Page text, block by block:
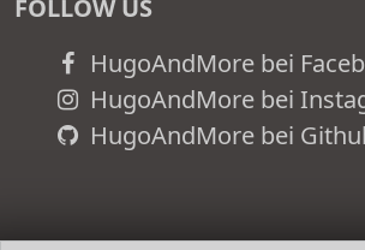
FOLLOW US
HugoAndMore bei
HugoAndMore bei
HugoAndMore bei